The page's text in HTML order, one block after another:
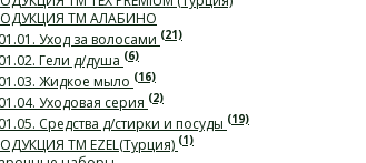
ТМ АЛАБИНО
Уход за волосами (21)
Гели д/душа (6)
Жидкое мыло (16)
Уходовая серия (2)
Средства д/стирки и посуды (19)
ТМ EZEL(Турция) (1)